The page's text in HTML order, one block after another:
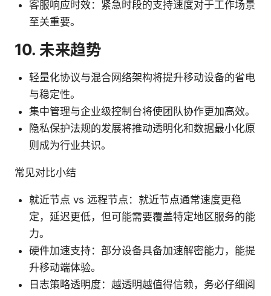
客服响应时效：紧急时段的支持速度对于工作场景
至关重要。
10. 未来趋势
轻量化协议与混合网络架构将提升移动设备的省电
与稳定性。
集中管理与企业级控制台将使团队协作更加高效。
隐私保护法规的发展将推动透明化和数据最小化原
则成为行业共识。
常见对比小结
就近节点 vs 远程节点：就近节点通常速度更稳
定，延迟更低，但可能需要覆盖特定地区服务的能
力。
硬件加速支持：部分设备具备加速解密能力，能提
升移动端体验。
日志策略透明度：越透明越值得信赖，务必仔细阅